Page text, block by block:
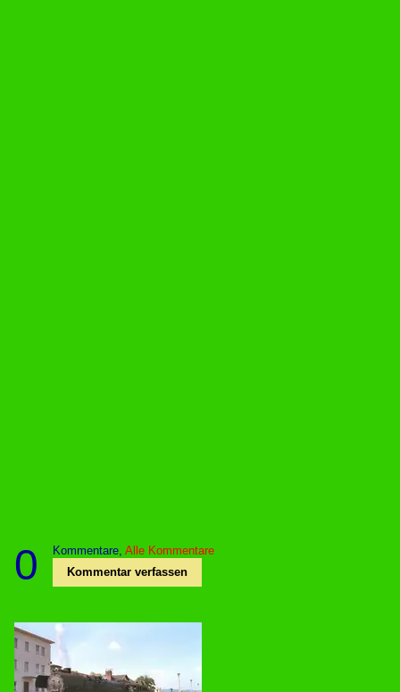
0 Kommentare, Alle Kommentare
Kommentar verfassen